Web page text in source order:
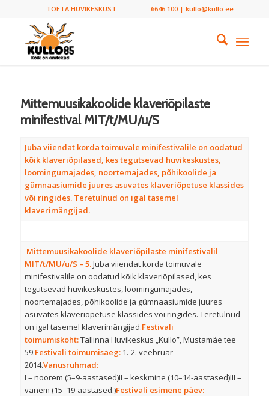
TOETA HUVIKESKUST 6646 100 | kullo@kullo.ee
Mittemuusikakoolide klaveriõpilaste
minifestival MIT/t/MU/u/S
Juba viiendat korda toimuvale minifestivalile on oodatud
kõik klaveriõpilased, kes tegutsevad huvikeskustes,
loomingumajades, noortemajades, põhikoolide ja
gümnaasiumide juures asuvates klaveriõpetuse klassides
või ringides. Teretulnud on igal tasemel
klaverimängijad.
Mittemuusikakoolide klaveriõpilaste minifestivalil
MIT/t/MU/u/S – 5.Juba viiendat korda toimuvale
minifestivalile on oodatud kõik klaveriõpilased, kes
tegutsevad huvikeskustes, loomingumajades,
noortemajades, põhikoolide ja gümnaasiumide juures
asuvates klaveriõpetuse klassides või ringides. Teretulnud
on igal tasemel klaverimängijad.Festivali
toimumiskoht:Tallinna Huvikeskus „Kullo”, Mustamäe tee
59.Festivali toimumisaeg: 1.-2. veebruar
2014.Vanusrühmad:
I – noorem (5–9-aastased)II – keskmine (10–14-aastased)III –
vanem (15–19-aastased.)Festivali esimene päev: